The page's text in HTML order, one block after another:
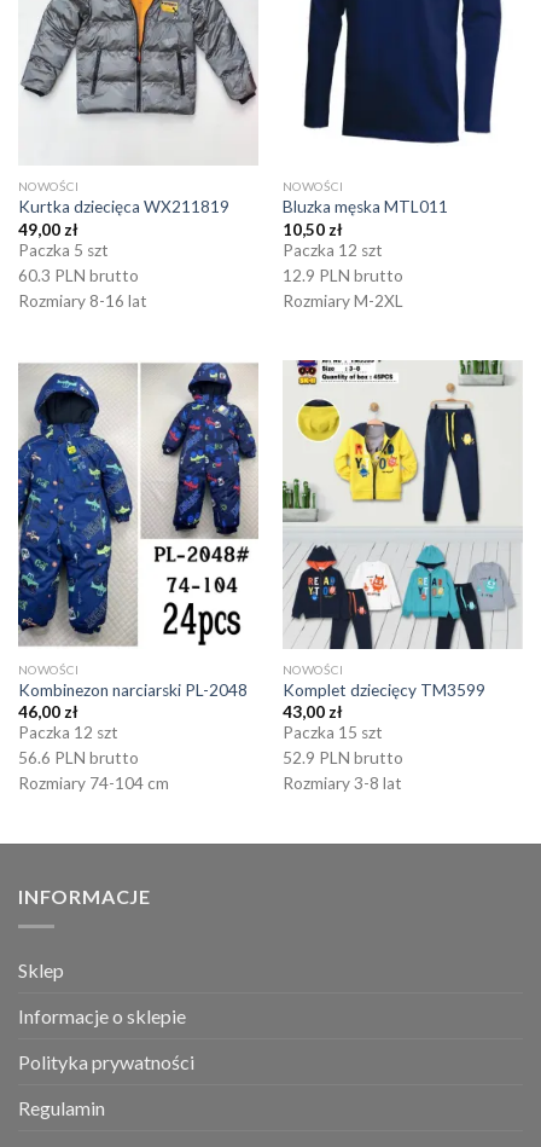
NOWOŚCI
Kurtka dziecięca WX211819
49,00 zł
Paczka 5 szt
60.3 PLN brutto
Rozmiary 8-16 lat
NOWOŚCI
Bluzka męska MTL011
10,50 zł
Paczka 12 szt
12.9 PLN brutto
Rozmiary M-2XL
NOWOŚCI
Kombinezon narciarski PL-2048
46,00zł
Paczka 12 szt
56.6 PLN brutto
Rozmiary 74-104 cm
NOWOŚCI
Komplet dziecięcy TM3599
43,00zł
Paczka 15 szt
52.9 PLN brutto
Rozmiary 3-8 lat
INFORMACJE
Sklep
Informacje o sklepie
Polityka prywatności
Regulamin